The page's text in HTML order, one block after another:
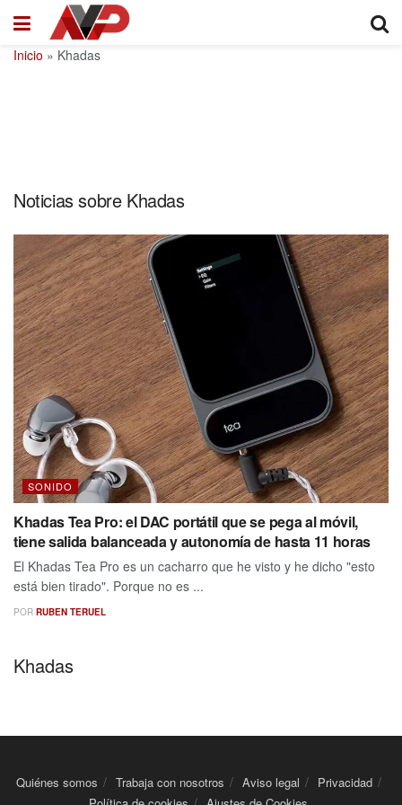
Inicio » Khadas
Noticias sobre Khadas
SONIDO
Khadas Tea Pro: el DAC portátil que se pega al móvil,
tiene salida balanceada y autonomía de hasta 11 horas
El Khadas Tea Pro es un cacharro que he visto y he dicho "esto
está bien tirado". Porque no es ...
POR RUBEN TERUEL
Khadas
Quiénes somos Trabaja con nosotros Aviso legal
Privacidad